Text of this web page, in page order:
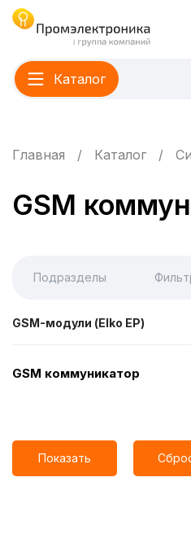
Каталог
Главная Каталог
GSM
Подразделы
GSM-модули (Elko EP)
GSM коммуникатор
Показать